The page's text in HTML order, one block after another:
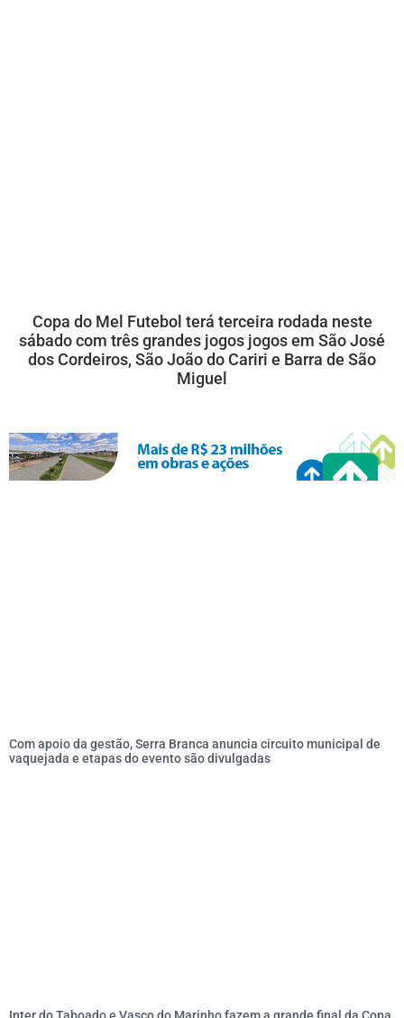
Copa do Mel Futebol terá terceira rodada neste
sábado com três grandes jogos jogos em São José
dos Cordeiros, São João do Cariri e Barra de São
Miguel
Com apoio da gestão, Serra Branca anuncia circuito municipal de
vaquejada e etapas do evento são divulgadas
Inter do Taboado e Vasco do Marinho fazem a grande final da Copa